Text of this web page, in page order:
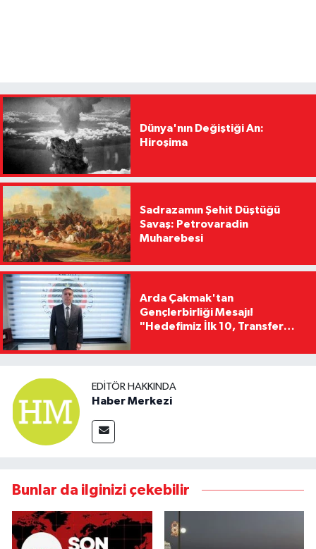
Dünya'nın Değiştiği An:
Hiroşima
Sadrazamın Şehit Düştüğü
Savaş: Petrovaradin
Muharebesi
Arda Çakmak'tan
Gençlerbirliği Mesajı!
"Hedefimiz İlk 10, Transfer
Kaldıracağız"
EDITÖR HAKKINDA
Haber Merkezi
Bunlar da ilginizi çekebilir